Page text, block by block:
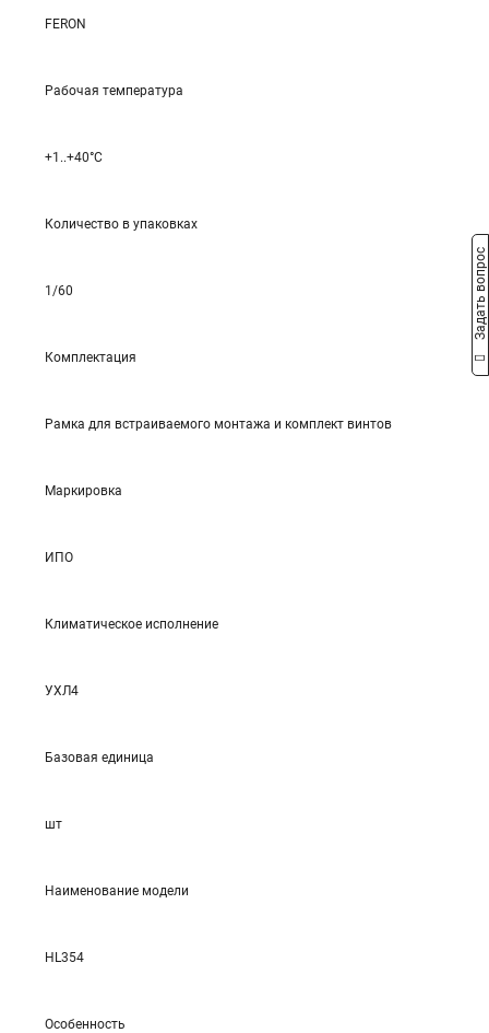
FERON
Рабочая температура
+1..+40°C
Количество в упаковках
1/60
Комплектация
Рамка для встраиваемого монтажа и комплект винтов
Маркировка
ИПО
Климатическое исполнение
УХЛ4
Базовая единица
шт
Наименование модели
HL354
Особенность
Задать вопрос